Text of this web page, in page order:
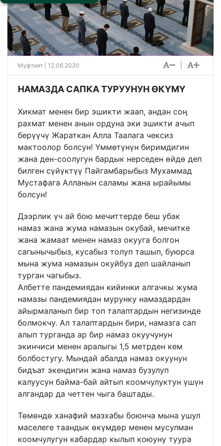
Муфтият | 12.06.2020
НАМАЗДА САПКА ТУРУУНУН ӨКҮМҮ
Хикмат менен бир эшикти жаап, андан соң
рахмат менен анын ордуна эки эшикти ачып
берүүчү Жараткан Алла Таалага чексиз
мактоолор болсун! Үммөтүнүн биримдигин
жана ден-соолугун бардык нерседен өйдө деп
билген сүйүктүү Пайгамбарыбыз Мухаммад
Мустафага Алланын саламы жана ырайымы
болсун!
Дээрлик үч ай бою мечиттерде беш убак
намаз жана жума намазын окубай, мечитке
жана жамаат менен намаз окууга болгон
сагынычыбыз, кусабыз толуп ташып, буюрса
мына жума намазын окуйбуз деп шайланып
турган чагыбыз.
Албетте пандемиядан кийинки алгачкы жума
намазы пандемиядан мурунку намаздардан
айырмаланып бир топ талаптардын негизинде
болмокчу. Ал талаптардын бири, намазга сап
алып турганда ар бир намаз окуучунун
экинчиси менен аралыгы 1,5 метрден кем
болбостугу. Мындай абалда намаз окуунун
бидъат экендигин жана намаз бузулуп
калуусун байма-бай айтып коомчулуктун үшүн
алгандар да четтен чыга баштады.
Төмөндө ханафий мазхабы боюнча мына ушул
маселеге таандык өкүмдөр менен мусулман
коомчулугун кабардар кылып коюуну туура